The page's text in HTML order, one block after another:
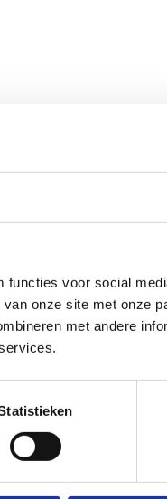
voor social
onze site met onze
met andere
voor kinderen